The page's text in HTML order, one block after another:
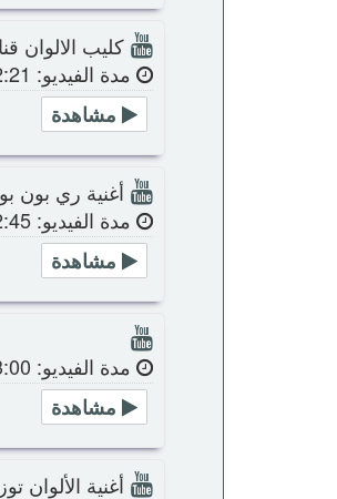
كليب الالوان
مدة الفيديو: 2:21
مشاهدة
أغنية ري بون
مدة الفيديو: 2:45
مشاهدة
مدة الفيديو: 3:00
مشاهدة
أغنية الألوان